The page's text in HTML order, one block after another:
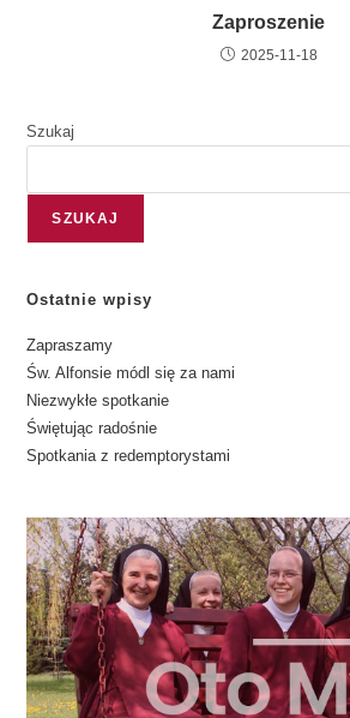
Zaproszenie
2025-11-18
Szukaj
SZUKAJ
Ostatnie wpisy
Zapraszamy
Św. Alfonsie módl się za nami
Niezwykłe spotkanie
Świętując radośnie
Spotkania z redemptorystami